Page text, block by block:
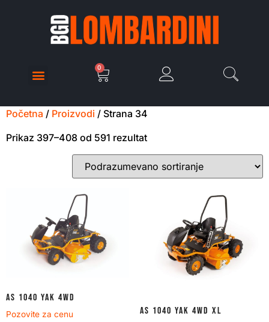
0
Početna / Proizvodi / Strana 34
Prikaz 397–408 od 591 rezultat
AS 1040 YAK 4WD
Pozovite za cenu AS 1040 YAK 4WD XL